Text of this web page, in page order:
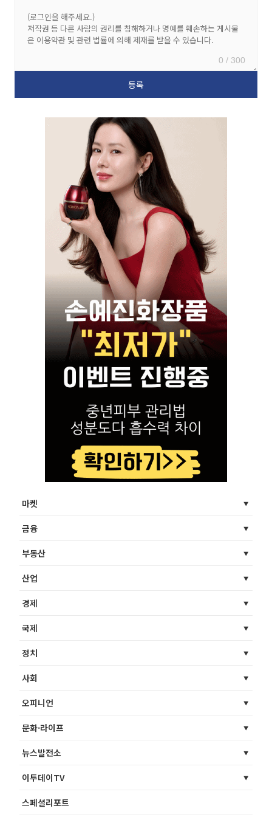
0 / 300
마켓
금융
부동산
산업
경제
국제
정치
사회
오피니언
문화·라이프
뉴스발전소
이투데이TV
스페셜리포트